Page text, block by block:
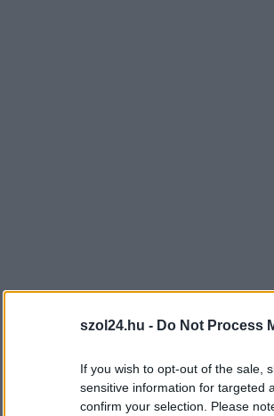
szol24.hu - Do Not Process
If you wish to opt-out of the sale,
sensitive information for targeted
confirm your selection. Please